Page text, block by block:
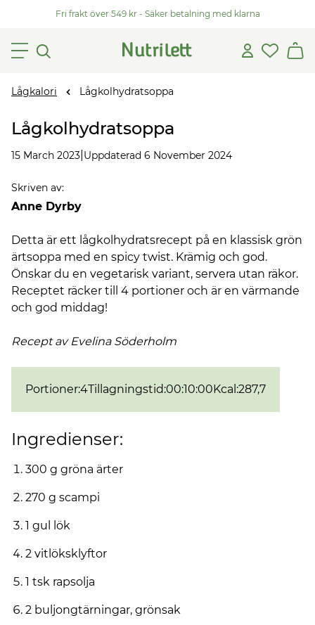
Fri frakt över 549 kr - Säker betalning med klarna
Lågkalori Lågkolhydratsoppa
Lågkolhydratsoppa
15 March 2023 Uppdaterad 6 November 2024
Skriven av:
Anne Dyrby
Detta är ett lågkolhydratsrecept på en klassisk grön
ärtsoppa med en spicy twist. Krämig och god.
Önskar du en vegetarisk variant, servera utan räkor.
Receptet räcker till 4 portioner och är en värmande
och god middag!
Recept av Evelina Söderholm
Portioner:4Tillagningstid:00:10:00Kcal :287,7
Ingredienser:
300 g gröna ärter
270 g scampi
1 gul lök
2 vitlöksklyftor
1 tsk rapsolja
2 buljongtärningar, grönsak